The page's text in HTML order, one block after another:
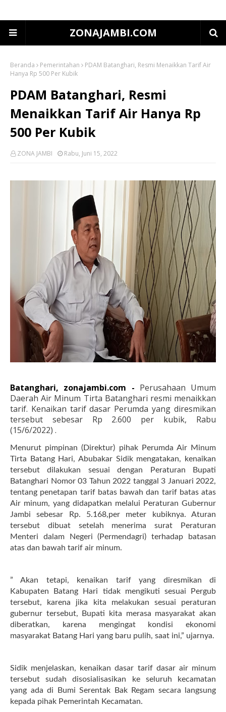
ZONAJAMBI.COM
Beranda Pemerintahan
PDAM Batanghari, Resmi Menaikkan Tarif Air
Hanya Rp 500 Per Kubik
PDAM Batanghari, Resmi
Menaikkan Tarif Air Hanya Rp
500 Per Kubik
ZONA JAMBI Rabu, Juni 15, 2022
Batanghari, zonajambi.com - Perusahaan Umum
Daerah Air Minum Tirta Batanghari resmi menaikkan
tarif. Kenaikan tarif dasar Perumda yang diresmikan
tersebut sebesar Rp 2.600 per kubik, Rabu
(15/6/2022) .
Menurut pimpinan (Direktur) pihak Perumda Air Minum
Tirta Batang Hari, Abubakar Sidik mengatakan, kenaikan
tersebut dilakukan sesuai dengan Peraturan Bupati
Batanghari Nomor 03 Tahun 2022 tanggal 3 Januari 2022,
tentang penetapan tarif batas bawah dan tarif batas atas
Air minum, yang didapatkan melalui Peraturan Gubernur
Jambi sebesar Rp. 5.168,per meter kubiknya. Aturan
tersebut dibuat setelah menerima surat Peraturan
Menteri dalam Negeri (Permendagri) terhadap batasan
atas dan bawah tarif air minum.
” Akan tetapi, kenaikan tarif yang diresmikan di
Kabupaten Batang Hari tidak mengikuti sesuai Pergub
tersebut, karena jika kita melakukan sesuai peraturan
gubernur tersebut, Bupati kita merasa masyarakat akan
diberatkan, karena mengingat kondisi ekonomi
masyarakat Batang Hari yang baru pulih, saat ini,” ujarnya.
Sidik menjelaskan, kenaikan dasar tarif dasar air minum
tersebut sudah disosialisasikan ke seluruh kecamatan
yang ada di Bumi Serentak Bak Regam secara langsung
kepada pihak Pemerintah Kecamatan.